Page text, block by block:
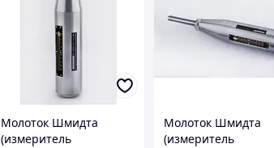
Молоток Шмидта
(измеритель
Молоток Шмидта
(измеритель